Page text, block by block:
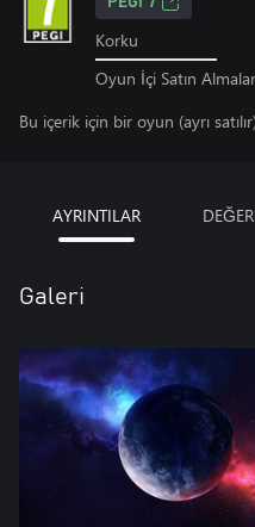
Korku
Oyun İçi Satın Almalar
Bu içerik için bir oyun (ayrı
AYRINTILAR
Galeri